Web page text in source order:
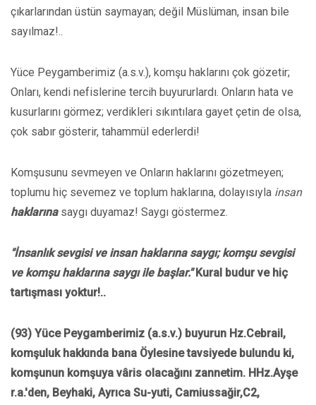
çıkarlarından üstün saymayan; değil Müslüman, insan bile
sayılmaz!..
Yüce Peygamberimiz (a.s.v.), komşu haklarını çok gözetir;
Onları, kendi nefislerine tercih buyururlardı. Onların hata ve
kusurlarını görmez; verdikleri sıkıntılara gayet çetin de olsa,
çok sabır gösterir, tahammül ederlerdi!
Komşusunu sevmeyen ve Onların haklarını gözetmeyen;
toplumu hiç sevemez ve toplum haklarına, dolayısıyla insan
haklarınasaygı duyamaz! Saygı göstermez.
"İnsanlık sevgisi ve insan haklarına saygı; komşu sevgisi
ve komşu haklarına saygı ile başlar." Kural budur ve hiç
tartışması yoktur!..
(93) Yüce Peygamberimiz (a.s.v.) buyurun Hz.CebraiI,
komşuluk hakkında bana Öylesine tavsiyede bulundu ki,
komşunun komşuya vâris olacağını zannetim. HHz.Ayşe
r.a.'den, Beyhaki, Ayrıca Su-yuti, Camiussağir,C2,